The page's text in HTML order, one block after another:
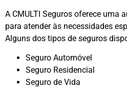
A CMULTI Seguros oferece uma
para atender às necessidades
Alguns dos tipos de seguros
Seguro Automóvel
Seguro Residencial
Seguro de Vida